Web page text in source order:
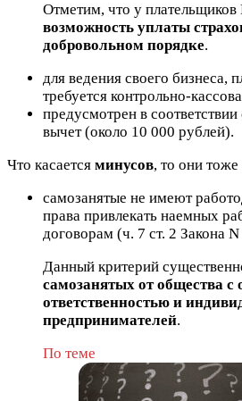
Отметим, что у
возможность уплаты
добровольном порядке.
для ведения своего бизнеса,
требуется контрольно-
предусмотрен в
вычет (около 10 000 рублей).
Что касается минусов, то они тоже
самозанятые не имеют
права привлекать наемных
договорам (ч. 7 ст. 2 Закона
Данный критерий
самозанятых от общества с
ответственностью и
предпринимателей.
По теме